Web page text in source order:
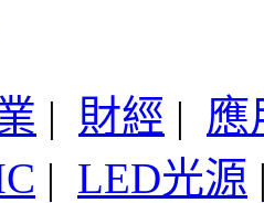
| 財經 | 應
| LED光源